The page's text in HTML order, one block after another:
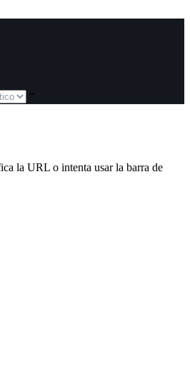
la URL o intenta usar la barra de